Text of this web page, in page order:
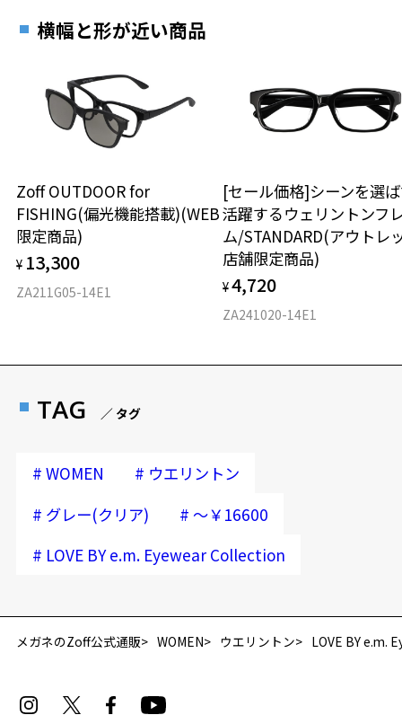
横幅と形が近い商品
Zoff OUTDOOR for
FISHING(偏光機能搭載)(WEB
限定商品)
¥ 13,300
ZA211G05-14E1
[セール価格]シーンを選
活躍するウェリントンフ
ム/STANDARD(アウトレ
店舗限定商品)
¥4,720
ZA241020-14E1
TAG ／ タグ
# WOMEN # ウエリントン
# グレー(クリア) # ～￥16600
# LOVE BY e.m. Eyewear Collection
メガネのZoff公式通販 WOMEN ウエリントン LOVE BY e.m.